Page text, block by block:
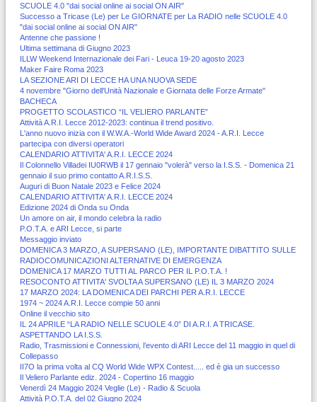
SCUOLE 4.0 "dai social online ai social ON AIR"
Successo a Tricase (Le) per Le GIORNATE per La RADIO nelle SCUOLE 4.0
"dai social online ai social ON AIR"
Antenne che passione !
Ultima settimana di Giugno 2023
ILLW Weekend Internazionale dei Fari - Leuca 19-20 agosto 2023
Maker Faire Roma 2023
LA SEZIONE ARI DI LECCE HA UNA NUOVA SEDE
4 novembre "Giorno dell'Unità Nazionale e Giornata delle Forze Armate"
BACHECA
PROGETTO SCOLASTICO “IL VELIERO PARLANTE”
Attività A.R.I. Lecce 2012-2023: continua il trend positivo.
L'anno nuovo inizia con il W.W.A.-World Wide Award 2024 - A.R.I. Lecce
partecipa con diversi operatori
CALENDARIO ATTIVITA' A.R.I. LECCE 2024
Il Colonnello Villadei IU0RWB il 17 gennaio "volerà" verso la I.S.S. - Domenica 21
gennaio il suo primo contatto A.R.I.S.S.
Auguri di Buon Natale 2023 e Felice 2024
CALENDARIO ATTIVITA' A.R.I. LECCE 2024
Edizione 2024 di Onda su Onda
Un amore on air, il mondo celebra la radio
P.O.T.A. e ARI Lecce, si parte
Messaggio inviato
DOMENICA 3 MARZO, A SUPERSANO (LE), IMPORTANTE DIBATTITO SULLE
RADIOCOMUNICAZIONI ALTERNATIVE DI EMERGENZA
DOMENICA 17 MARZO TUTTI AL PARCO PER IL P.O.T.A. !
RESOCONTO ATTIVITA' SVOLTA A SUPERSANO (LE) IL 3 MARZO 2024
17 MARZO 2024: LA DOMENICA DEI PARCHI PER A.R.I. LECCE
1974 ~ 2024 A.R.I. Lecce compie 50 anni
Online il vecchio sito
IL 24 APRILE “LA RADIO NELLE SCUOLE 4.0” DI A.R.I. A TRICASE.
ASPETTANDO LA I.S.S.
Radio, Trasmissioni e Connessioni, l’evento di ARI Lecce del 11 maggio in quel di
Collepasso
II7O la prima volta al CQ World Wide WPX Contest..... ed è gia un successo
Il Veliero Parlante ediz. 2024 - Copertino 16 maggio
Venerdì 24 Maggio 2024 Veglie (Le) - Radio & Scuola
Attività P.O.T.A. del 02 Giugno 2024